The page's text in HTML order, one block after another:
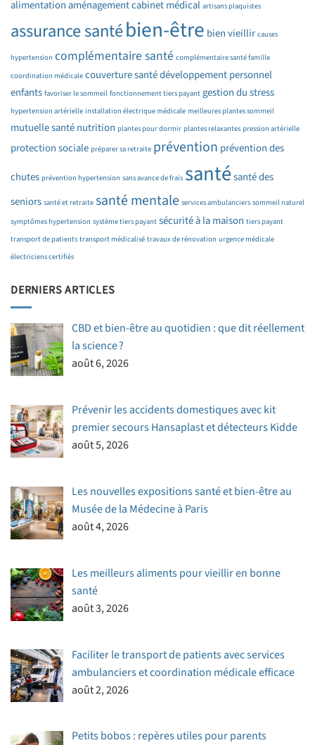
alimentationaménagement cabinet médical artisans plaquistes
assurance santébien-être bien vieillir causes
hypertension complémentaire santé complémentaire santé famille
coordination médicale couverture santédéveloppement personnel
enfants favoriser le sommeil fonctionnement tiers payant gestion du stress
hypertension artérielle installation électrique médicale meilleures plantes sommeil
mutuelle santénutrition plantes pour dormir plantes relaxantes pression artérielle
protection sociale préparer sa retraite prévention prévention des
chutes prévention hypertension sans avance de frais santésanté des
seniors santé et retraite santé mentale services ambulanciers sommeil naturel
symptômes hypertension système tiers payant sécurité à la maison tiers payant
transport de patients transport médicalisé travaux de rénovation urgence médicale
électriciens certifiés
DERNIERS ARTICLES
CBD et bien-être au quotidien : que dit réellement
la science ?
août 6, 2026
Prévenir les accidents domestiques avec kit
premier secours Hansaplast et détecteurs Kidde
août 5, 2026
Les nouvelles expositions santé et bien-être au
Musée de la Médecine à Paris
août 4, 2026
Les meilleurs aliments pour vieillir en bonne
santé
août 3, 2026
Faciliter le transport de patients avec services
ambulanciers et coordination médicale efficace
août 2, 2026
Petits bobos : repères utiles pour parents